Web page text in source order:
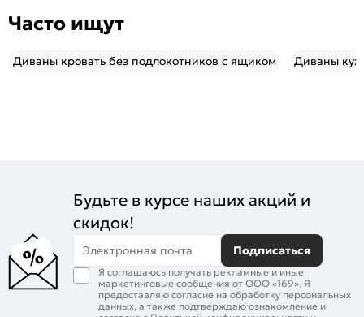
Часто ищут
Диваны кровать без подлокотников с ящиком Диваны
Будьте в курсе наших акций и
скидок!
Электронная почта Подписаться
Я соглашаюсь получать рекламные и иные
маркетинговые сообщения от ООО «169». Я
предоставляю согласие на обработку персональных
данных, а также подтверждаю ознакомление и